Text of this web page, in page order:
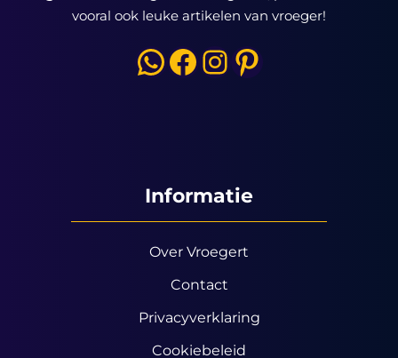
vooral ook leuke artikelen van vroeger!
WhatsApp
Facebook
Instagram
Pinterest
Informatie
Over Vroegert
Contact
Privacyverklaring
Cookiebeleid